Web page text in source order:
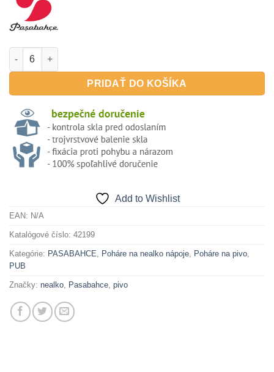
množstvo PUB 320 ml - pohár na pivo/miešané nápoje , 1 ks
PRIDAŤ DO KOŠÍKA
Add to Wishlist
EAN: N/A
Katalógové číslo: 42199
Kategórie: PASABAHCE Poháre na nealko nápoje Poháre na pivo
PUB
Značky: nealko Pasabahce pivo